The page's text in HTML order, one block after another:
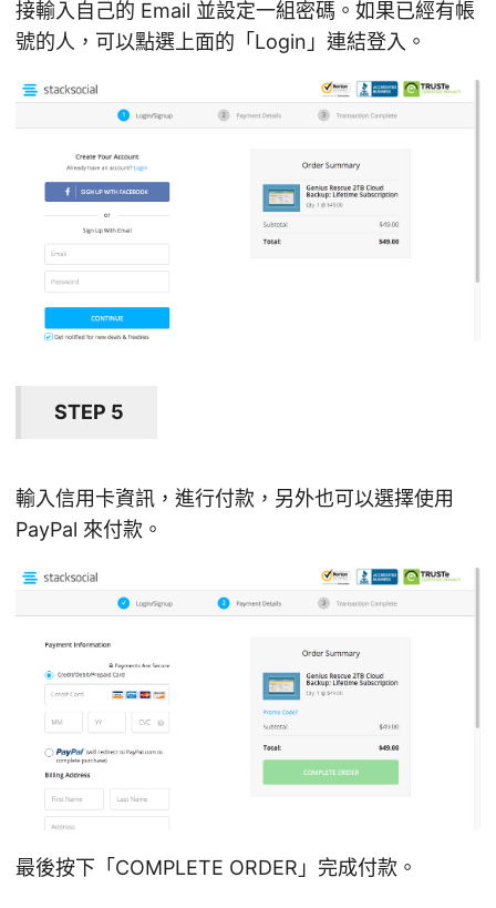
接輸入自己的 Email 並設定一組密碼。如果已經有帳
號的人，可以點選上面的「Login」連結登入。
STEP 5
輸入信用卡資訊，進行付款，另外也可以選擇使用
PayPal 來付款。
最後按下「COMPLETE ORDER」完成付款。